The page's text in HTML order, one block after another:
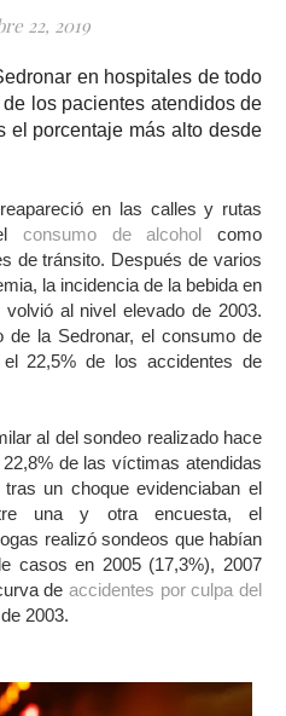
22, 2019
en hospitales de todo
los pacientes atendidos de
el porcentaje más alto desde
en las calles y rutas
consumo de alcohol como
de tránsito. Después de varios
la incidencia de la bebida en
al nivel elevado de 2003.
de la Sedronar, el consumo de
22,5% de los accidentes de
al del sondeo realizado hace
de las víctimas atendidas
un choque evidenciaban el
una y otra encuesta, el
realizó sondeos que habían
casos en 2005 (17,3%), 2007
de accidentes por culpa del
2003.